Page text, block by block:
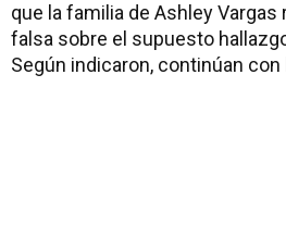
que la familia de Ashley Vargas
falsa sobre el supuesto
Según indicaron, continúan con